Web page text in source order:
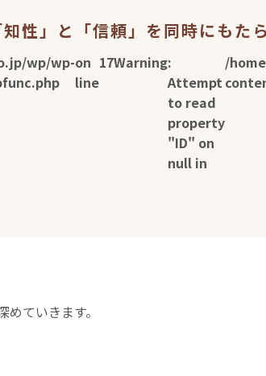
性」と「信頼」を同時にもた
wp/wp-on
line
17Warning:
Attempt
to read
property
"ID" on
null in
/
ていきます。